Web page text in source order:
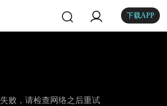
下载APP
败，请检查网络之后重试